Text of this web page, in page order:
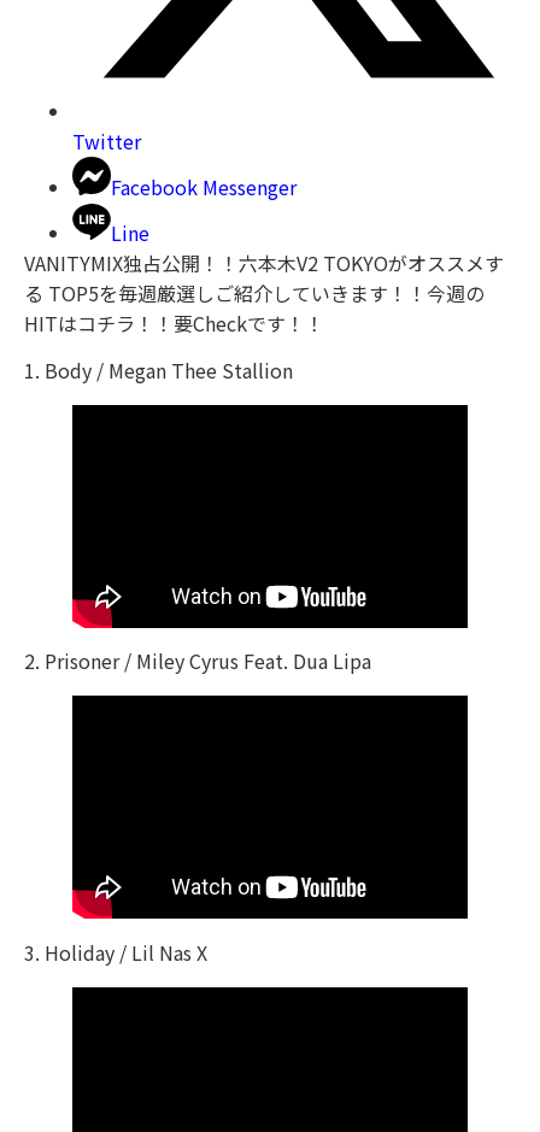
Twitter
Facebook Messenger
Line
VANITYMIX独占公開！！六本木V2 TOKYOがオススメす
る TOP5を毎週厳選しご紹介していきます！！今週の
HITはコチラ！！要Checkです！！
1. Body / Megan Thee Stallion
2. Prisoner / Miley Cyrus Feat. Dua Lipa
3. Holiday / Lil Nas X